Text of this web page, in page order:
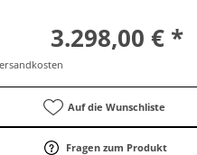
3.298,00 € *
Auf die Wunschliste
Fragen zum Produkt